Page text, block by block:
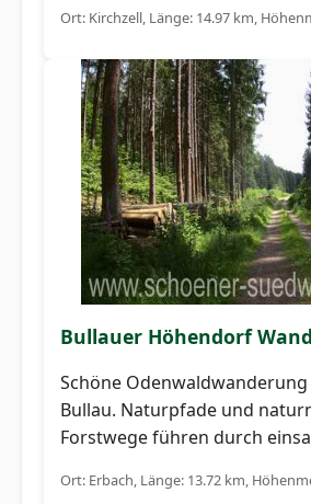
Ort: Kirchzell, Länge: 14.97 km,
Bullauer Höhendorf
Schöne
Bullau. Naturpfade und
Forstwege führen durch
Ort: Erbach, Länge: 13.72 km,